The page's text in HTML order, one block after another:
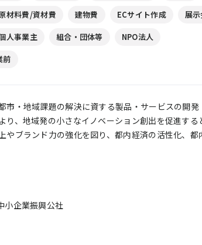
材料費/資材費 建物費 ECサイト作成
展
人事業主 組合・団体等
NPO法人
前
市・地域課題の解決に資する製品・サービスの開発
り、地域発の小さなイノベーション創出を促進する
やブランド力の強化を図り、都内経済の活性化、都
小企業振興公社